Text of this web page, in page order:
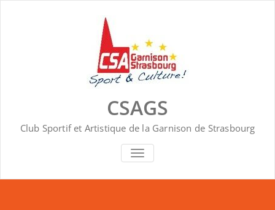
CSAGS
Club Sportif et Artistique de la Garnison de Strasbourg
AFFICHER/MASQUER LA